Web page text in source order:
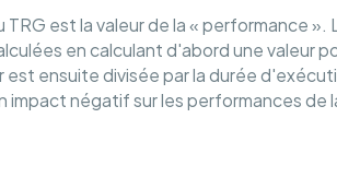
est la valeur de la « performance ».
en calculant d'abord une valeur
ensuite divisée par la durée
négatif sur les performances de